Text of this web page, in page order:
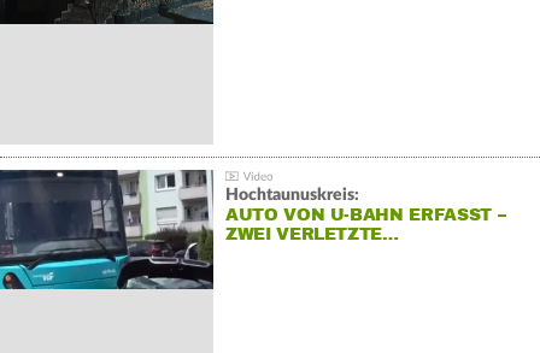
Hochtaunuskreis:
AUTO VON U-BAHN ERFASST –
ZWEI VERLETZTE…